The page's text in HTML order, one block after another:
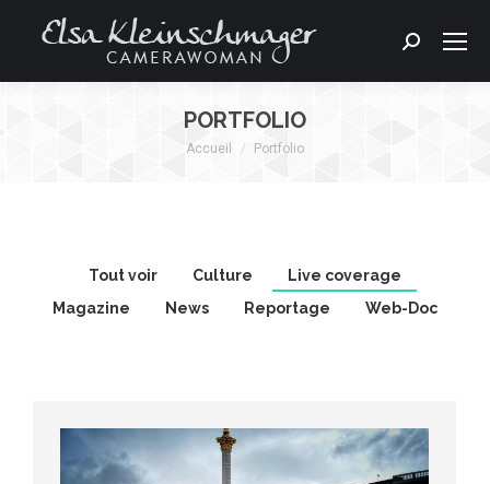
Search:
PORTFOLIO
Vous êtes ici :
Accueil Portfolio
Tout voir Culture
Live coverage
Magazine
News Reportage Web-Doc